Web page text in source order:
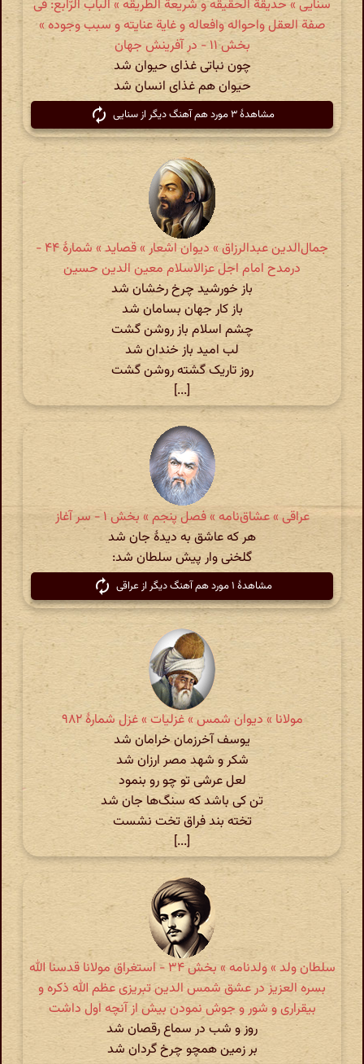
سنایی » حدیقة الحقیقه و شریعة الطریقه » الباب الرّابع: فی
صفة العقل واحواله وافعاله و غایة عنایته و سبب وجوده »
بخش ۱۱ - در آفرینش جهان
چون نباتی غذای حیوان شد
حیوان هم غذای انسان شد
مشاهدهٔ ۳ مورد هم آهنگ دیگر از سنایی
جمال‌الدین عبدالرزاق » دیوان اشعار » قصاید » شمارهٔ ۴۴ -
درمدح امام اجل عزالاسلام معین الدین حسین
باز خورشید چرخ رخشان شد
باز کار جهان بسامان شد
چشم اسلام باز روشن گشت
لب امید باز خندان شد
روز تاریک گشته روشن گشت
[...]
عراقی » عشاق‌نامه » فصل پنجم » بخش ۱ - سر آغاز
هر که عاشق به دیدهٔ جان شد
گلخنی وار پیش سلطان شد:
مشاهدهٔ ۱ مورد هم آهنگ دیگر از عراقی
مولانا » دیوان شمس » غزلیات » غزل شمارهٔ ۹۸۲
یوسف آخرزمان خرامان شد
شکر و شهد مصر ارزان شد
لعل عرشی تو چو رو بنمود
تن کی باشد که سنگ‌ها جان شد
تخته بند فراق تخت نشست
[...]
سلطان ولد » ولدنامه » بخش ۳۴ - استغراق مولانا قدسنا الله
بسره العزیز در عشق شمس الدین تبریزی عظم الله ذکره و
بیقراری و شور و جوش نمودن بیش از آنچه اول داشت
روز و شب در سماع رقصان شد
بر زمین همچو چرخ گردان شد